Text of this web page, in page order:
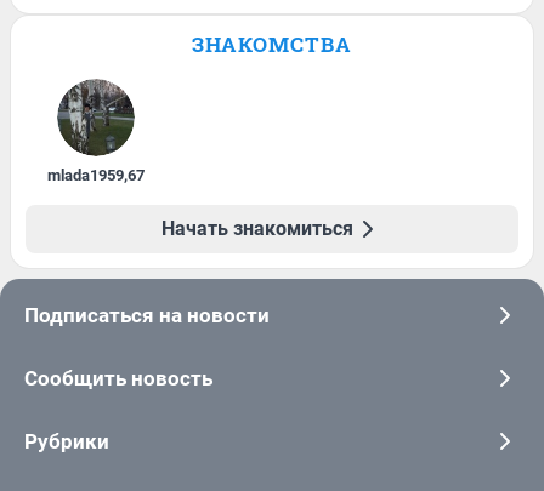
ЗНАКОМСТВА
mlada1959,67
Начать знакомиться
Подписаться на новости
Сообщить новость
Рубрики